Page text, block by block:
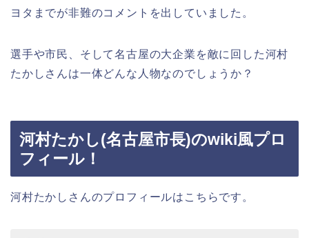
ヨタまでが非難のコメントを出していました。
選手や市民、そして名古屋の大企業を敵に回した河村
たかしさんは一体どんな人物なのでしょうか？
河村たかし(名古屋市長)のwiki風プロ
フィール！
河村たかしさんのプロフィールはこちらです。